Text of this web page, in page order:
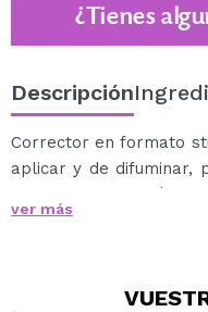
¿Tienes
Descripción
Corrector en formato
aplicar y de difuminar,
tipo de imperfección.
Incluye esponja
ver más